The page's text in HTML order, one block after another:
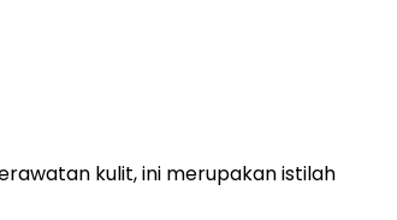
kulit, ini merupakan istilah